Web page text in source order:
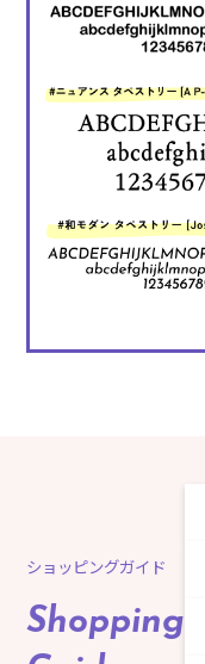
ショッピングガイド
Shopping